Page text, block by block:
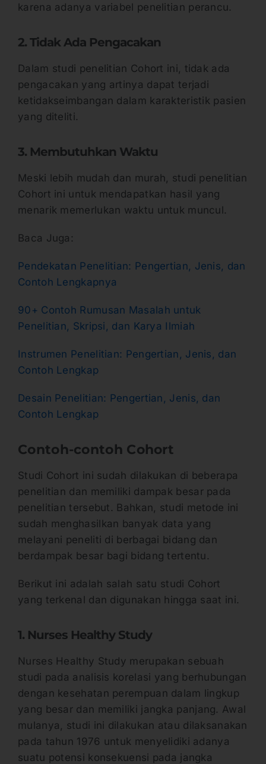
karena adanya variabel penelitian perancu.
2. Tidak Ada Pengacakan
Dalam studi penelitian Cohort ini, tidak ada
pengacakan yang artinya dapat terjadi
ketidakseimbangan dalam karakteristik pasien
yang diteliti.
3. Membutuhkan Waktu
Meski lebih mudah dan murah, studi penelitian
Cohort ini untuk mendapatkan hasil yang
menarik memerlukan waktu untuk muncul.
Baca Juga:
Pendekatan Penelitian: Pengertian, Jenis, dan
Contoh Lengkapnya
90+ Contoh Rumusan Masalah untuk
Penelitian, Skripsi, dan Karya Ilmiah
Instrumen Penelitian: Pengertian, Jenis, dan
Contoh Lengkap
Desain Penelitian: Pengertian, Jenis, dan
Contoh Lengkap
Contoh-contoh Cohort
Studi Cohort ini sudah dilakukan di beberapa
penelitian dan memiliki dampak besar pada
penelitian tersebut. Bahkan, studi metode ini
sudah menghasilkan banyak data yang
melayani peneliti di berbagai bidang dan
berdampak besar bagi bidang tertentu.
Berikut ini adalah salah satu studi Cohort
yang terkenal dan digunakan hingga saat ini.
1. Nurses Healthy Study
Nurses Healthy Study merupakan sebuah
studi pada analisis korelasi yang berhubungan
dengan kesehatan perempuan dalam lingkup
yang besar dan memiliki jangka panjang. Awal
mulanya, studi ini dilakukan atau dilaksanakan
pada tahun 1976 untuk menyelidiki adanya
suatu potensi konsekuensi pada jangka